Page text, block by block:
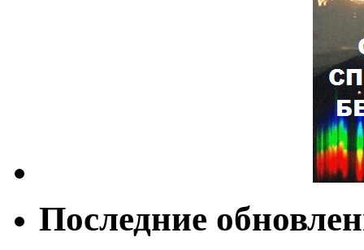
Последние